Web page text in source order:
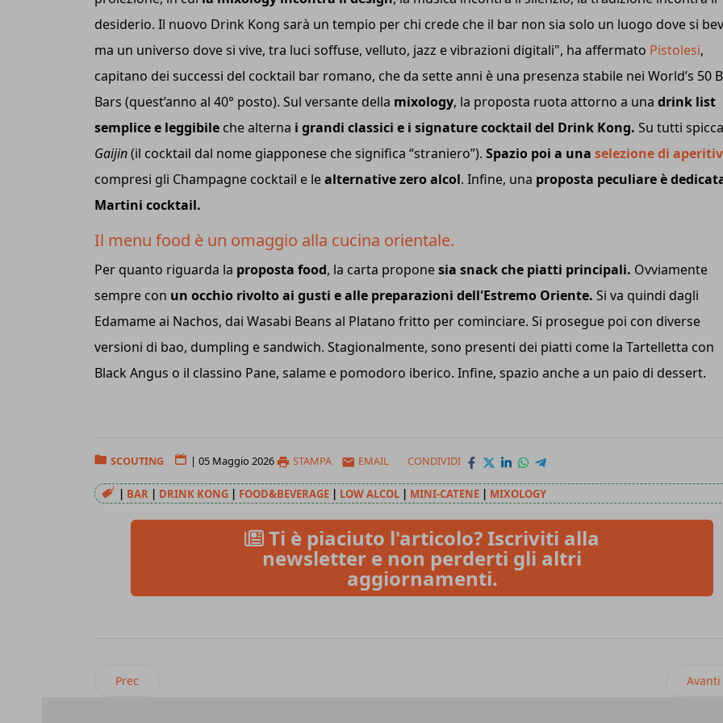
desiderio. Il nuovo Drink Kong sarà un tempio per chi crede che il bar non sia solo un luogo dove si
ma un universo dove si vive, tra luci soffuse, velluto, jazz e vibrazioni digitali", ha affermato Pistolesi,
capitano dei successi del cocktail bar romano, che da sette anni è una presenza stabile nei World’s 50
Bars (quest’anno al 40° posto). Sul versante della mixology, la proposta ruota attorno a una drink list
semplice e leggibile che alterna i grandi classici e i signature cocktail del Drink Kong. Su tutti
Gaijin(il cocktail dal nome giapponese che significa “straniero”). Spazio poi a una selezione di
compresi gli Champagne cocktail e lealternative zero alcol. Infine, una proposta peculiare è
Martini cocktail.
Il menu food è un omaggio alla cucina orientale.
Per quanto riguarda la proposta food, la carta proponesia snack che piatti principali. Ovviamente
sempre con un occhio rivolto ai gusti e alle preparazioni dell'Estremo Oriente. Si va quindi dagli
Edamame ai Nachos, dai Wasabi Beans al Platano fritto per cominciare. Si prosegue poi con diverse
versioni di bao, dumpling e sandwich. Stagionalmente, sono presenti dei piatti come la Tartelletta con
Black Angus o il classino Pane, salame e pomodoro iberico. Infine, spazio anche a un paio di dessert.
SCOUTING | 05 Maggio 2026 STAMPA EMAIL CONDIVIDI
BAR DRINK KONG FOOD&BEVERAGE LOW ALCOL MINI-CATENE MIXOLOGY
Ti è piaciuto l'articolo? Iscriviti alla
newsletter e non perderti gli altri
aggiornamenti.
Articolo precedente: 081 Pizzeria , approccio da ristorante per la pizza food retail
Prec Avanti